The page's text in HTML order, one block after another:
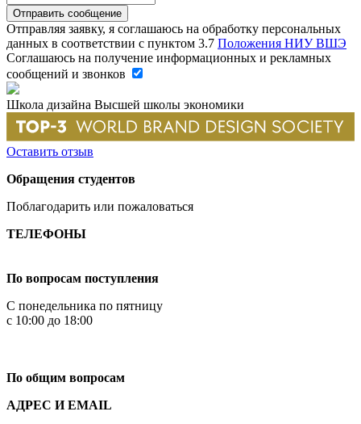
Отправляя заявку, я соглашаюсь на обработку персональных
данных в соответствии с пунктом 3.7 Положения НИУ ВШЭ
Соглашаюсь на получение информационных и рекламных
сообщений и звонков
Школа дизайна Высшей школы экономики
Оставить отзыв
Обращения студентов
Поблагодарить или пожаловаться
ТЕЛЕФОНЫ
По вопросам поступления
С понедельника по пятницу
с 10:00 до 18:00
По общим вопросам
АДРЕС И EMAIL